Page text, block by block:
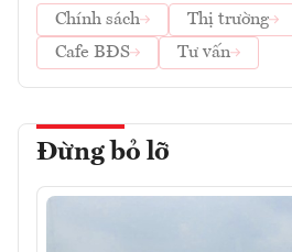
Chính sách
Thị trường
Cafe BĐS
Tư vấn
Đừng bỏ lỡ